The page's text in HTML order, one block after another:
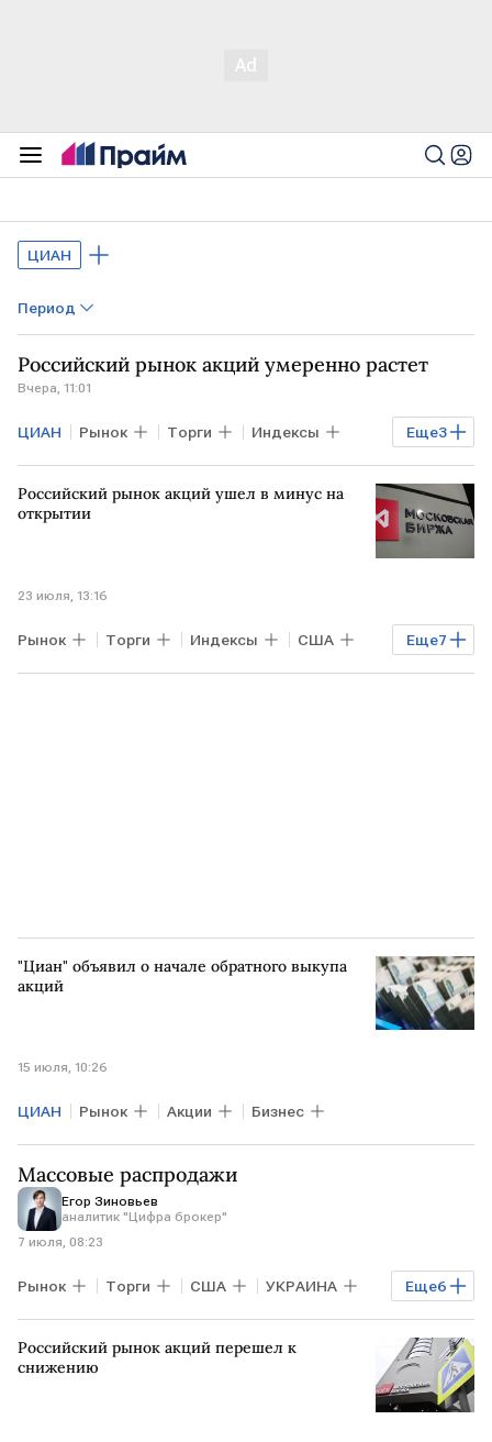
ЦИАН
Период
Российский рынок акций умеренно растет
Вчера, 11:01
Еще3
ЦИАН Рынок Торги Индексы
Богдан Зварич Мосбиржа
Сургутнефтегаз
Российский рынок акций ушел в минус на
открытии
23 июля, 13:16
Еще7
Рынок Торги Индексы США
УКРАИНА Марко Рубио
"Циан" объявил о начале обратного выкупа
акций
15 июля, 10:26
ЦИАН Рынок Акции Бизнес
Массовые распродажи
Егор Зиновьев
аналитик "Цифра брокер"
7 июля, 08:23
Еще6
Рынок Торги США УКРАИНА
Ленинградская область
Алексей Заботкин
Российский рынок акций перешел к
снижению